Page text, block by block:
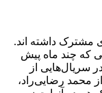
مشترک داشته اند.
که چند ماه پیش
سریال‌هایی از
محمد رضایی‌راد،